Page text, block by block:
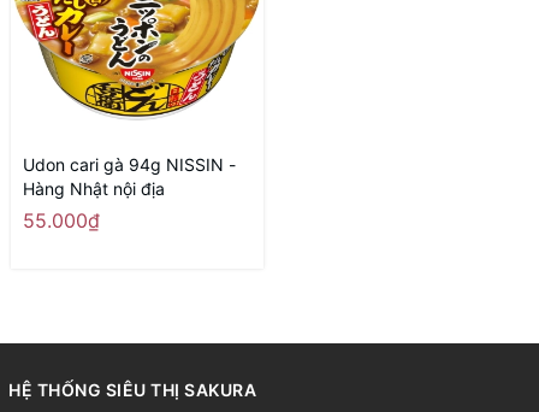
Udon cari gà 94g NISSIN -
Hàng Nhật nội địa
55.000₫
HỆ THỐNG SIÊU THỊ SAKURA